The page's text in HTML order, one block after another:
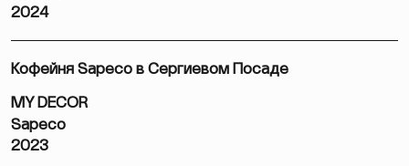
2024
Кофейня Sapeco в Сергиевом Посаде
MY DECOR
Sapeco
2023